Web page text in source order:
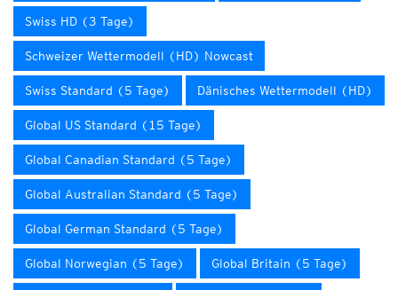
Swiss HD (3 Tage)
Schweizer Wettermodell (HD) Nowcast
Swiss Standard (5 Tage) Dänisches Wettermodell (HD)
Global US Standard (15 Tage)
Global Canadian Standard (5 Tage)
Global Australian Standard (5 Tage)
Global German Standard (5 Tage)
Global Norwegian (5 Tage) Global Britain (5 Tage)